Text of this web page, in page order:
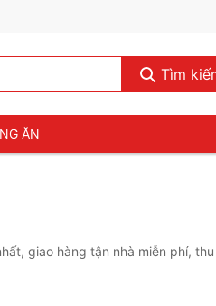
Tìm
ĂN
giao hàng tận nhà miễn phí,